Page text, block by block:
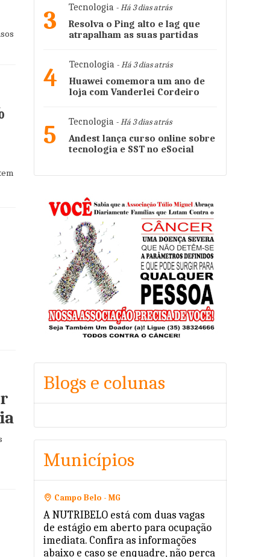
3 Tecnologia - Há 3 dias atrás
Resolva o Ping alto e lag que
atrapalham as suas partidas
4 Tecnologia - Há 3 dias atrás
Huawei comemora um ano de
loja com Vanderlei Cordeiro
5 Tecnologia - Há 3 dias atrás
Andest lança curso online sobre
tecnologia e SST no eSocial
Blogs e colunas
Municípios
Campo Belo - MG
A NUTRIBELO está com duas vagas
de estágio em aberto para ocupação
imediata. Confira as informações
abaixo e caso se enquadre, não perca